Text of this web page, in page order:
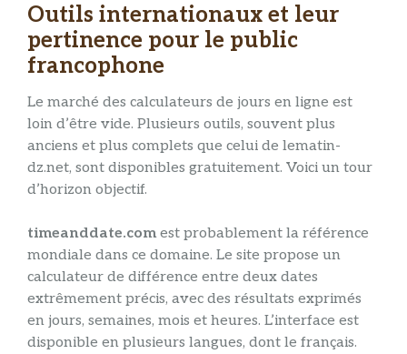
Outils internationaux et leur
pertinence pour le public
francophone
Le marché des calculateurs de jours en ligne est
loin d’être vide. Plusieurs outils, souvent plus
anciens et plus complets que celui de lematin-
dz.net, sont disponibles gratuitement. Voici un tour
d’horizon objectif.
timeanddate.comest probablement la référence
mondiale dans ce domaine. Le site propose un
calculateur de différence entre deux dates
extrêmement précis, avec des résultats exprimés
en jours, semaines, mois et heures. L’interface est
disponible en plusieurs langues, dont le français.